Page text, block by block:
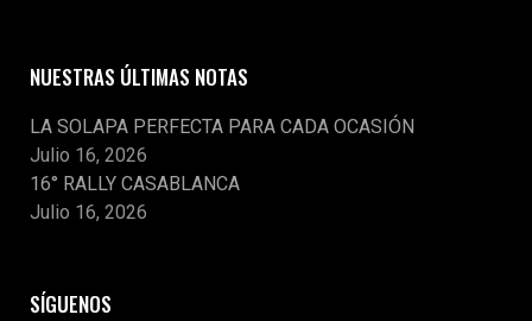
NUESTRAS ÚLTIMAS NOTAS
LA SOLAPA PERFECTA PARA CADA OCASIÓN
Julio 16, 2026
16° RALLY CASABLANCA
Julio 16, 2026
SÍGUENOS